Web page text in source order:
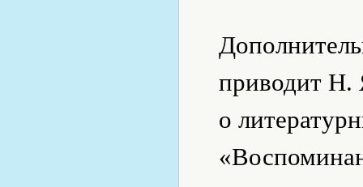
приводит Н.
о